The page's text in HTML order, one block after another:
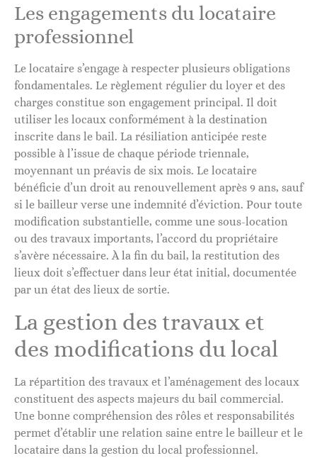
Les engagements du locataire
professionnel
Le locataire s’engage à respecter plusieurs obligations
fondamentales. Le règlement régulier du loyer et des
charges constitue son engagement principal. Il doit
utiliser les locaux conformément à la destination
inscrite dans le bail. La résiliation anticipée reste
possible à l’issue de chaque période triennale,
moyennant un préavis de six mois. Le locataire
bénéficie d’un droit au renouvellement après 9 ans, sauf
si le bailleur verse une indemnité d’éviction. Pour toute
modification substantielle, comme une sous-location
ou des travaux importants, l’accord du propriétaire
s’avère nécessaire. À la fin du bail, la restitution des
lieux doit s’effectuer dans leur état initial, documentée
par un état des lieux de sortie.
La gestion des travaux et
des modifications du local
La répartition des travaux et l’aménagement des locaux
constituent des aspects majeurs du bail commercial.
Une bonne compréhension des rôles et responsabilités
permet d’établir une relation saine entre le bailleur et le
locataire dans la gestion du local professionnel.